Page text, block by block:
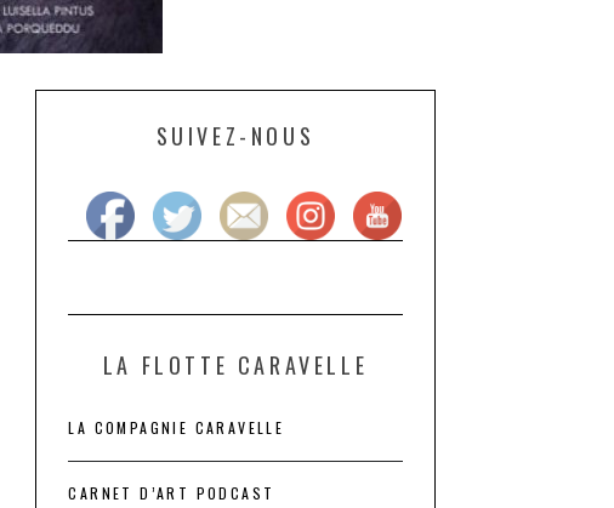
SUIVEZ-NOUS
LA FLOTTE CARAVELLE
LA COMPAGNIE CARAVELLE
CARNET D’ART PODCAST